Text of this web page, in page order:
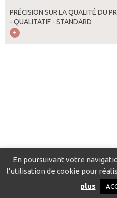
PRÉCISION SUR LA QUALITÉ DU
- QUALITATIF - STANDARD
Catalogue pour localiser les
Politique de
En poursuivant votre
l’utilisation de cookie pour
plus